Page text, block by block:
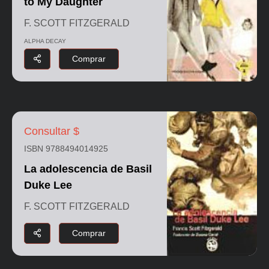
F. SCOTT FITZGERALD
ALPHA DECAY
Comprar
Consultar $
ISBN 9788494014925
La adolescencia de Basil
Duke Lee
F. SCOTT FITZGERALD
Comprar